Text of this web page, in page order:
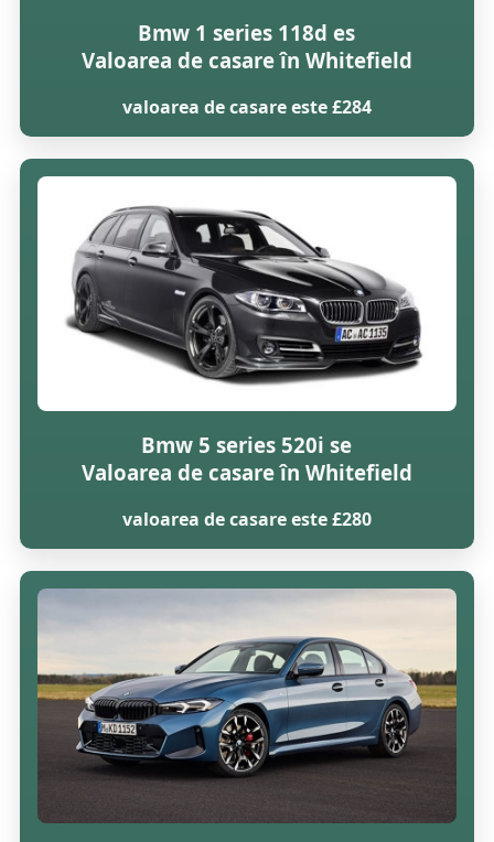
Bmw 1 series 118d es
Valoarea de casare în Whitefield
valoarea de casare este £284
Bmw 5 series 520i se
Valoarea de casare în Whitefield
valoarea de casare este £280